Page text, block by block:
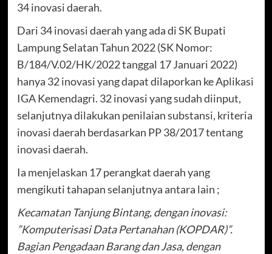
34 inovasi daerah.
Dari 34 inovasi daerah yang ada di SK Bupati
Lampung Selatan Tahun 2022 (SK Nomor:
B/184/V.02/HK/2022 tanggal 17 Januari 2022)
hanya 32 inovasi yang dapat dilaporkan ke Aplikasi
IGA Kemendagri. 32 inovasi yang sudah diinput,
selanjutnya dilakukan penilaian substansi, kriteria
inovasi daerah berdasarkan PP 38/2017 tentang
inovasi daerah.
Ia menjelaskan 17 perangkat daerah yang
mengikuti tahapan selanjutnya antara lain ;
Kecamatan Tanjung Bintang, dengan inovasi:
”Komputerisasi Data Pertanahan (KOPDAR)”.
Bagian Pengadaan Barang dan Jasa, dengan